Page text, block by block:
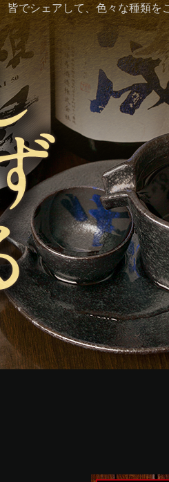
皆でシェアして、色々な種類を